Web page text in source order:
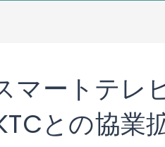
ートテレ
との協業